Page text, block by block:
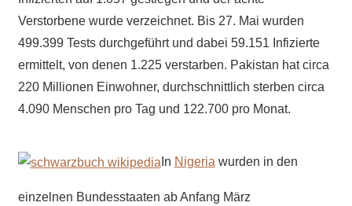
Verstorbene wurde verzeichnet. Bis 27. Mai wurden
499.399 Tests durchgeführt und dabei 59.151 Infizierte
ermittelt, von denen 1.225 verstarben. Pakistan hat circa
220 Millionen Einwohner, durchschnittlich sterben circa
4.090 Menschen pro Tag und 122.700 pro Monat.
In Nigeriawurden in den
einzelnen Bundesstaaten ab Anfang März